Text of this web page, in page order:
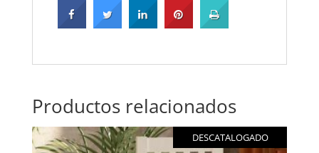
Productos relacionados
DESCATALOGADO